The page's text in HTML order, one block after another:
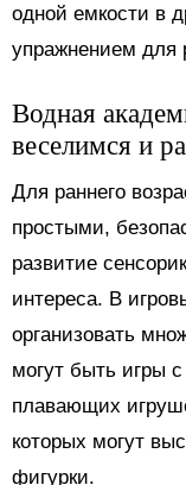
одной емкости в
упражнением для
Водная
веселимся и
Для раннего
простыми,
развитие
интереса. В
организовать
могут быть игры
плавающих
которых могут
фигурки.